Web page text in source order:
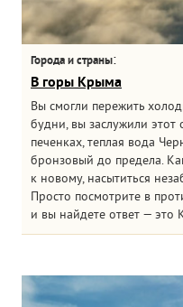
Города и страны:
В горы Крыма
Вы смогли пережить
будни, вы заслужили
печенках, теплая вода
бронзовый до предела.
к новому, насытиться
Просто посмотрите в
и вы найдете ответ — это